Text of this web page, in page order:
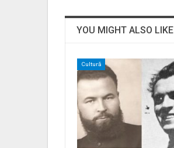
YOU MIGHT ALSO LIKE
Cultură